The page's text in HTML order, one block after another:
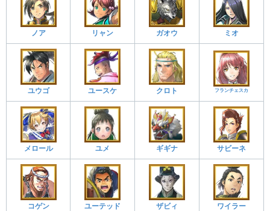
ノア リャン ガオウ ミオ
ユウゴ ユースケ クロト フランチェスカ
メロール ユメ ギギナ サビーネ
コゲン ユーテッド ザビィ ワイラー